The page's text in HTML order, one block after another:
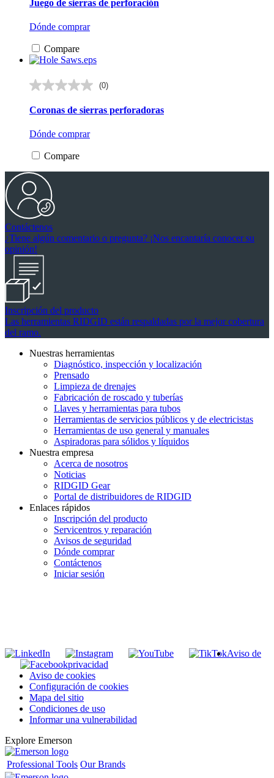
5
Juego de sierras de perforación
Dónde comprar
Compare
(0)
0.0
5
Coronas de sierras perforadoras
Dónde comprar
Compare
Contáctenos
¿Tiene algún comentario o pregunta? ¡Nos encantaría conocer su
opinión!
Inscripción del producto
Las herramientas RIDGID están respaldadas por la mejor cobertura
del ramo.
Nuestras herramientas
Diagnóstico, inspección y localización
Prensado
Limpieza de drenajes
Fabricación de roscado y tuberías
Llaves y herramientas para tubos
Herramientas de servicios públicos y de electricistas
Herramientas de uso general y manuales
Aspiradoras para sólidos y líquidos
Nuestra empresa
Acerca de nosotros
Noticias
RIDGID Gear
Portal de distribuidores de RIDGID
Enlaces rápidos
Inscripción del producto
Servicentros y reparación
Avisos de seguridad
Dónde comprar
Contáctenos
Iniciar sesión
Aviso de
privacidad
Aviso de cookies
Configuración de cookies
Mapa del sitio
Condiciones de uso
Informar una vulnerabilidad
Explore Emerson
Professional Tools Our Brands